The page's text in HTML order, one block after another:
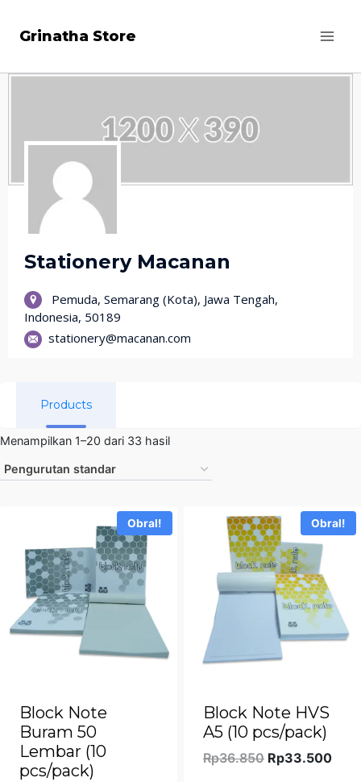
Grinatha Store
Stationery Macanan
Pemuda, Semarang (Kota), Jawa Tengah,
Indonesia, 50189
stationery@macanan.com
Products
Menampilkan 1–20 dari 33 hasil
Obral!
Block Note
Buram 50
Lembar (10
pcs/pack)
Obral!
Block Note HVS
A5 (10 pcs/pack)
Rp36.850 Harga
Rp33.500